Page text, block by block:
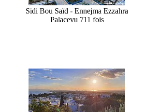
Sidi Bou Saïd - Ennejma Ezzahra
Palacevu 711 fois